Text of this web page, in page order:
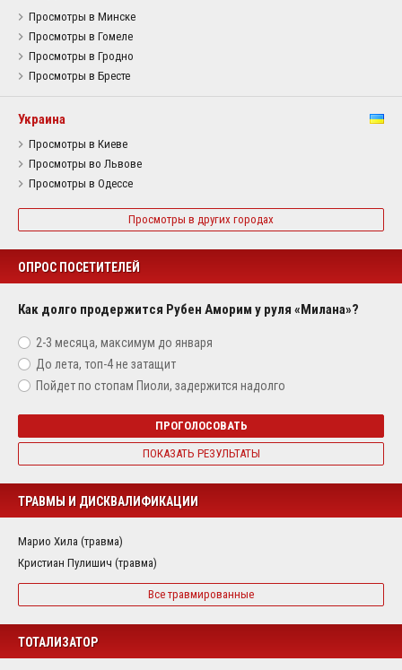
Просмотры в Минске
Просмотры в Гомеле
Просмотры в Гродно
Просмотры в Бресте
Украина
Просмотры в Киеве
Просмотры во Львове
Просмотры в Одессе
Просмотры в других городах
ОПРОС ПОСЕТИТЕЛЕЙ
Как долго продержится Рубен Аморим у руля «Милана»?
2-3 месяца, максимум до января
До лета, топ-4 не затащит
Пойдет по стопам Пиоли, задержится надолго
ПРОГОЛОСОВАТЬ
ПОКАЗАТЬ РЕЗУЛЬТАТЫ
ТРАВМЫ И ДИСКВАЛИФИКАЦИИ
Марио Хила (травма)
Кристиан Пулишич (травма)
Все травмированные
ТОТАЛИЗАТОР